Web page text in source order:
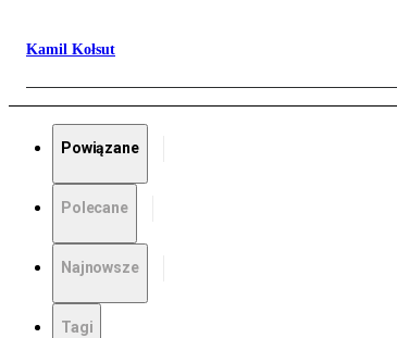
Kamil Kołsut
Powiązane
Polecane
Najnowsze
Tagi